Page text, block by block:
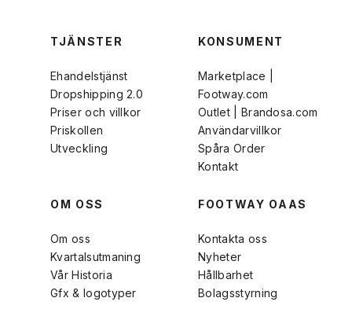
TJÄNSTER
Ehandelstjänst
Dropshipping 2.0
Priser och villkor
Priskollen
Utveckling
KONSUMENT
Marketplace |
Footway.com
Outlet | Brandosa.com
Användarvillkor
Spåra Order
Kontakt
OM OSS
Om oss
Kvartalsutmaning
Vår Historia
Gfx & logotyper
FOOTWAY OAAS
Kontakta oss
Nyheter
Hållbarhet
Bolagsstyrning